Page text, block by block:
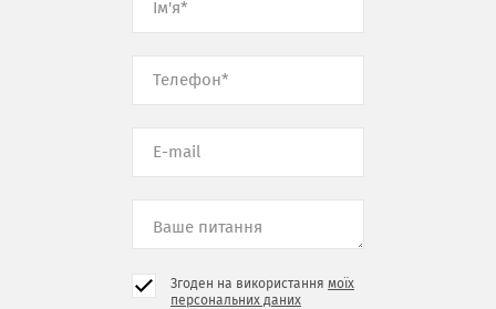
Згоден на використання моїх
персональних даних